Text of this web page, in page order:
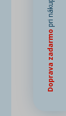
Doprava zadarmo